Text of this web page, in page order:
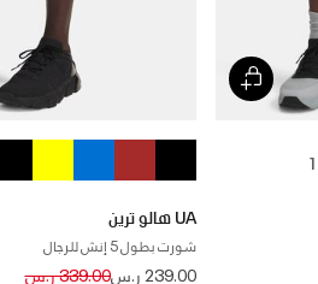
UA هالو ترين
شورت بطول 5 إنش للرجال
239.00 ر.سPrice reduced from
339.00 ر.سto